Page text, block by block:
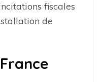
fiscales
de